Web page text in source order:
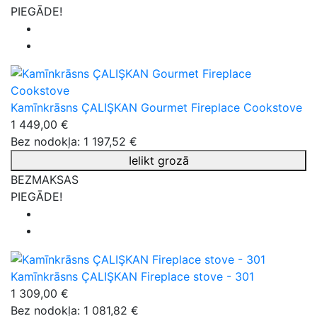
PIEGĀDE!
Kamīnkrāsns ÇALIŞKAN Gourmet Fireplace Cookstove
1 449,00 €
Bez nodokļa: 1 197,52 €
Ielikt grozā
BEZMAKSAS
PIEGĀDE!
Kamīnkrāsns ÇALIŞKAN Fireplace stove - 301
1 309,00 €
Bez nodokļa: 1 081,82 €